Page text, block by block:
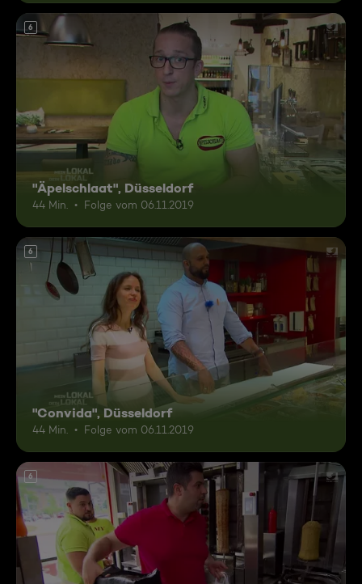
6
"Äpelschlaat", Düsseldorf
44 Min. Folge vom 06.11.2019
6
"Convida", Düsseldorf
44 Min. Folge vom 06.11.2019
6